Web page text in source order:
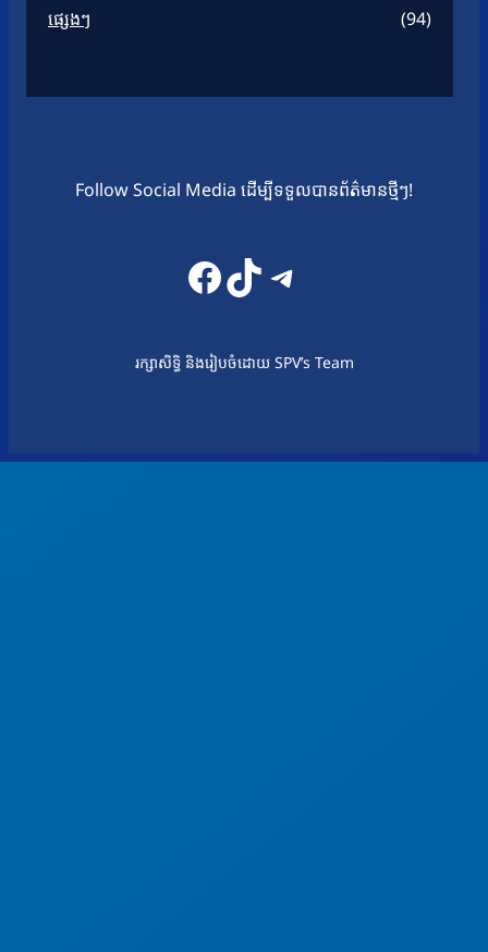
ផ្សេងៗ
(94)
Follow Social Media ដើម្បីទទួលបានព័ត៌មានថ្មីៗ!
Facebook
TikTokTelegram
រក្សាសិទ្ធិ និងរៀបចំដោយ SPV’s Team